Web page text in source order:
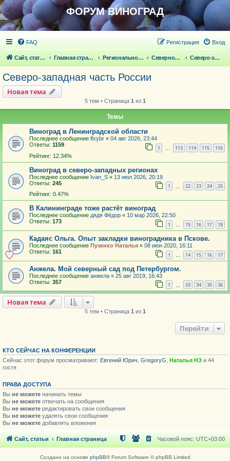
ФОРУМ ВИНОГРАД
FAQ Вход
Регистрация
Сайт, статьи Главная страница Региональное виноградарство Северное виноградарство Северо-западная часть России
Северо-западная часть России
Новая тема
5 тем • Страница 1 из 1
Темы
Виноград в Ленинградской области
Последнее сообщение lfxybr « 04 авг 2026, 23:44
Ответы: 1159 1 … 113 114 115 116
Рейтинг: 12.34%
Виноград в северо-западных регионах
Последнее сообщение Ivan_S « 13 июл 2026, 20:19
Ответы: 245 1 22 23 24 25
Рейтинг: 0.47%
В Калининграде тоже растёт виноград
Последнее сообщение дядя Фёдор « 10 мар 2026, 22:50
Ответы: 173 1 … 15 16 17 18
Кадаяс Ольга. Опыт закладки виноградника в Пскове.
Последнее сообщение Пузенко Наталья « 08 июн 2020, 16:11
Ответы: 161 1 … 14 15 16 17
Анжела. Мой северный сад под Петербургом.
Последнее сообщение анжела « 25 авг 2019, 16:43
Ответы: 357 1 33 34 35 36
Новая тема
5 тем • Страница 1 из 1
Перейти
КТО СЕЙЧАС НА КОНФЕРЕНЦИИ
Сейчас этот форум просматривают: Евгений Юрич GregoryG Наталья НЗ и 44
гостя
ПРАВА ДОСТУПА
Вы не можете начинать темы
Вы не можете отвечать на сообщения
Вы не можете редактировать свои сообщения
Вы не можете удалять свои сообщения
Вы не можете добавлять вложения
Сайт, статьи Главная страница Часовой пояс: UTC+03:00
Создано на основе phpBB® Forum Software © phpBB Limited